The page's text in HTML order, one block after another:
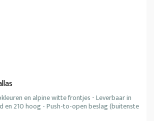
en alpine witte frontjes - Leverbaar in
en 210 hoog - Push-to-open beslag (buitenste